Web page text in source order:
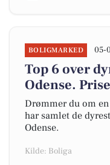
BOLIGMARKED 05-
Top 6 over
Odense.
Drømmer du om
har samlet de
Odense.
Kilde: Boliga